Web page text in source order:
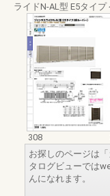
ライドN-AL型 E5タイ
308
お探しのページは
タログビューでは
んになれます。